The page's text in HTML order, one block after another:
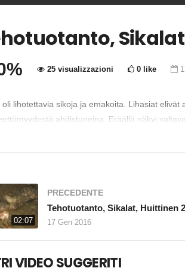
25 visualizzazioni 0 like
oli lihotettavia sikoja ja emakoita. Lihasiat
ahdistuneina. Eräällä näkyi
02:07
PRECEDENTE
17 Gen 2016
VIDEO SUGGERITI